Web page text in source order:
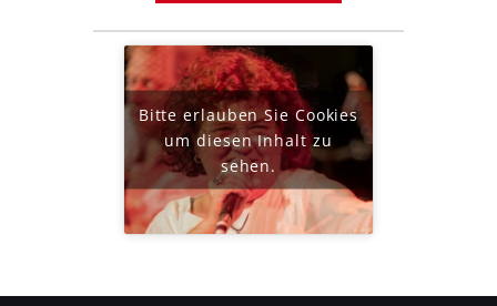
Bitte erlauben Sie Cookies
um diesen Inhalt zu
sehen.